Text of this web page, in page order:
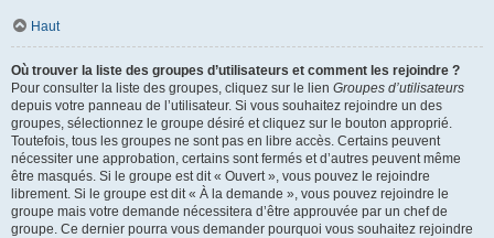
Haut
Où trouver la liste des groupes d’utilisateurs et comment les rejoindre ?
Pour consulter la liste des groupes, cliquez sur le lien Groupes d’utilisateurs
depuis votre panneau de l’utilisateur. Si vous souhaitez rejoindre un des
groupes, sélectionnez le groupe désiré et cliquez sur le bouton approprié.
Toutefois, tous les groupes ne sont pas en libre accès. Certains peuvent
nécessiter une approbation, certains sont fermés et d’autres peuvent même
être masqués. Si le groupe est dit « Ouvert », vous pouvez le rejoindre
librement. Si le groupe est dit « À la demande », vous pouvez rejoindre le
groupe mais votre demande nécessitera d’être approuvée par un chef de
groupe. Ce dernier pourra vous demander pourquoi vous souhaitez rejoindre